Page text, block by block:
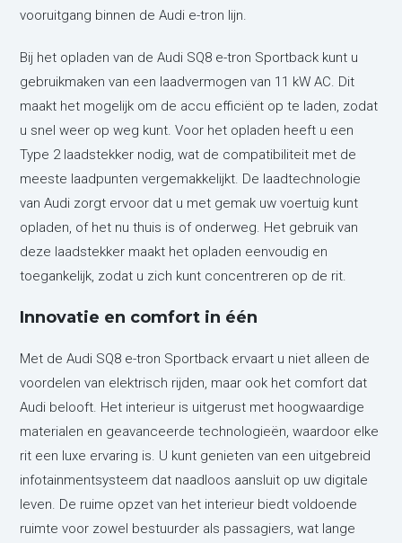
vooruitgang binnen de Audi e-tron lijn.
Bij het opladen van de Audi SQ8 e-tron Sportback kunt u
gebruikmaken van een laadvermogen van 11 kW AC. Dit
maakt het mogelijk om de accu efficiënt op te laden, zodat
u snel weer op weg kunt. Voor het opladen heeft u een
Type 2 laadstekker nodig, wat de compatibiliteit met de
meeste laadpunten vergemakkelijkt. De laadtechnologie
van Audi zorgt ervoor dat u met gemak uw voertuig kunt
opladen, of het nu thuis is of onderweg. Het gebruik van
deze laadstekker maakt het opladen eenvoudig en
toegankelijk, zodat u zich kunt concentreren op de rit.
Innovatie en comfort in één
Met de Audi SQ8 e-tron Sportback ervaart u niet alleen de
voordelen van elektrisch rijden, maar ook het comfort dat
Audi belooft. Het interieur is uitgerust met hoogwaardige
materialen en geavanceerde technologieën, waardoor elke
rit een luxe ervaring is. U kunt genieten van een uitgebreid
infotainmentsysteem dat naadloos aansluit op uw digitale
leven. De ruime opzet van het interieur biedt voldoende
ruimte voor zowel bestuurder als passagiers, wat lange